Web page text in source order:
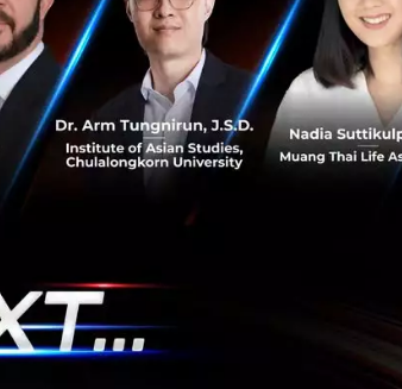
สร้างคน–
การ เพื่อยกระดับขีดความ
ฐมนตรีและรัฐมนตรีว่าการ
กถาพิเศษในหัวข้อ “ฝ่าวิกฤติ
The INTANIA Forum...
ชู 4 มิติดันไทยสู่ฮับ AI